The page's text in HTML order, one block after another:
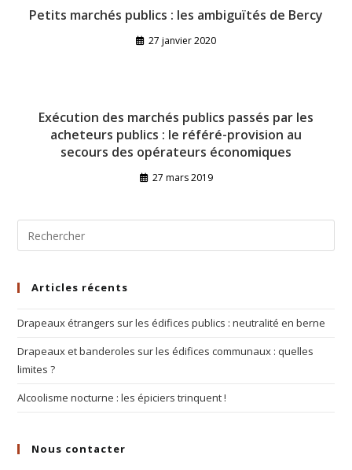
Petits marchés publics : les ambiguïtés de Bercy
27 janvier 2020
Exécution des marchés publics passés par les
acheteurs publics : le référé-provision au
secours des opérateurs économiques
27 mars 2019
Articles récents
Drapeaux étrangers sur les édifices publics : neutralité en berne
Drapeaux et banderoles sur les édifices communaux : quelles
limites ?
Alcoolisme nocturne : les épiciers trinquent !
Nous contacter